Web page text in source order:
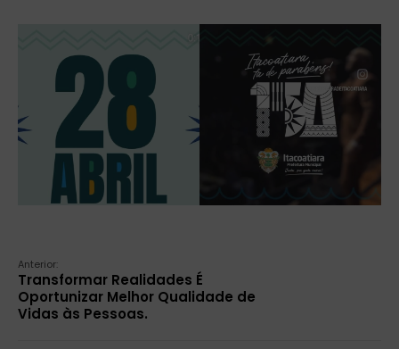
Anterior:
Transformar Realidades É
Oportunizar Melhor Qualidade de
Vidas às Pessoas.